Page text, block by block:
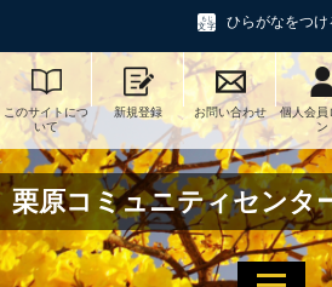
ひらがなをつけ
このサイトにつ
いて
新規登録 お問い合わせ
個人会員
ン
栗原コミュニティセンタ